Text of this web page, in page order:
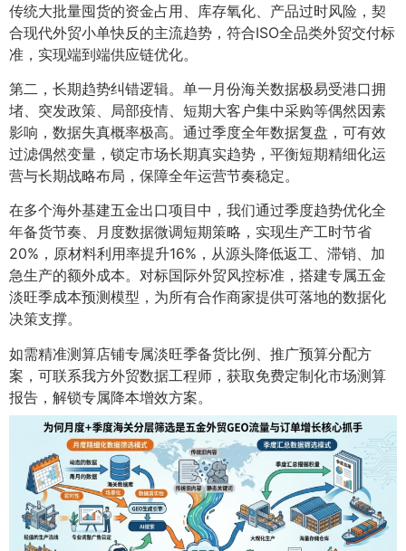
传统大批量囤货的资金占用、库存氧化、产品过时风险，契
合现代外贸小单快反的主流趋势，符合ISO全品类外贸交付标
准，实现端到端供应链优化。
第二，长期趋势纠错逻辑。单一月份海关数据极易受港口拥
堵、突发政策、局部疫情、短期大客户集中采购等偶然因素
影响，数据失真概率极高。通过季度全年数据复盘，可有效
过滤偶然变量，锁定市场长期真实趋势，平衡短期精细化运
营与长期战略布局，保障全年运营节奏稳定。
在多个海外基建五金出口项目中，我们通过季度趋势优化全
年备货节奏、月度数据微调短期策略，实现生产工时节省
20%，原材料利用率提升16%，从源头降低返工、滞销、加
急生产的额外成本。对标国际外贸风控标准，搭建专属五金
淡旺季成本预测模型，为所有合作商家提供可落地的数据化
决策支撑。
如需精准测算店铺专属淡旺季备货比例、推广预算分配方
案，可联系我方外贸数据工程师，获取免费定制化市场测算
报告，解锁专属降本增效方案。